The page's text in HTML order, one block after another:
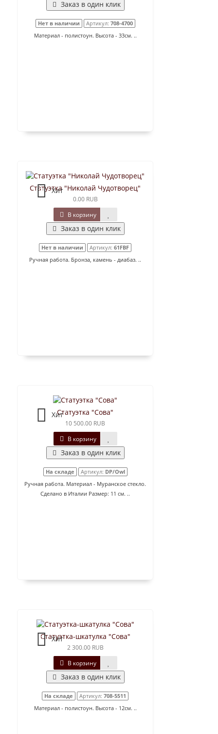
Заказ в один клик
Нет в наличии Артикул: 708-4700
Материал - полистоун. Высота - 33см. ..
Хит
Статуэтка "Николай Чудотворец"
0.00 RUB
В корзину
Заказ в один клик
Нет в наличии Артикул: 61FBF
Ручная работа. Бронза, камень - диабаз. ..
ХитСтатуэтка "Сова"
10 500.00 RUB
В корзину
Заказ в один клик
На складе Артикул: DP/Owl
Ручная работа. Материал - Муранское стекло.
Сделано в Италии Размер: 11 см. ..
Хит
Статуэтка-шкатулка "Сова"
2 300.00 RUB
В корзину
Заказ в один клик
На складе Артикул: 708-5511
Материал - полистоун. Высота - 12см. ..